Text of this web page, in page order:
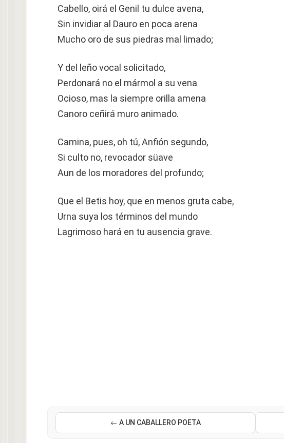
Cabello, oirá el Genil tu dulce avena,
Sin invidiar al Dauro en poca arena
Mucho oro de sus piedras mal limado;
Y del leño vocal solicitado,
Perdonará no el mármol a su vena
Ocioso, mas la siempre orilla amena
Canoro ceñirá muro animado.
Camina, pues, oh tú, Anfión segundo,
Si culto no, revocador süave
Aun de los moradores del profundo;
Que el Betis hoy, que en menos gruta cabe,
Urna suya los términos del mundo
Lagrimoso hará en tu ausencia grave.
← A UN CABALLERO POETA